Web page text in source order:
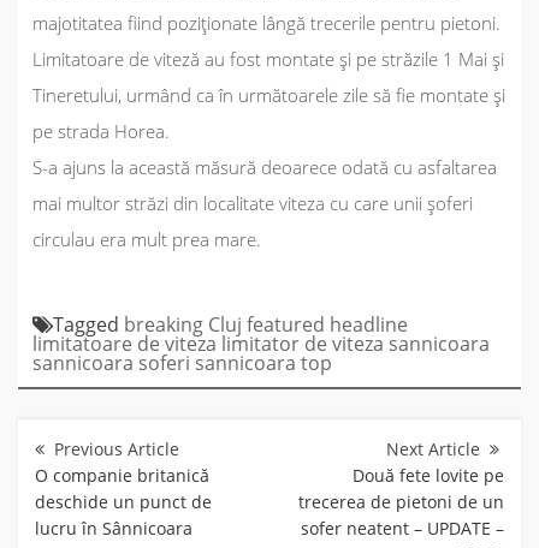
majotitatea fiind poziționate lângă trecerile pentru pietoni.
Limitatoare de viteză au fost montate și pe străzile 1 Mai și
Tineretului, urmând ca în următoarele zile să fie montate și
pe strada Horea.
S-a ajuns la această măsură deoarece odată cu asfaltarea
mai multor străzi din localitate viteza cu care unii șoferi
circulau era mult prea mare.
Tagged breaking Cluj featured headline
limitatoare de viteza limitator de viteza sannicoara
sannicoara soferi sannicoara top
articole
O companie britanică
deschide un punct de
lucru în Sânnicoara
Două fete lovite pe
trecerea de pietoni de un
sofer neatent – UPDATE –